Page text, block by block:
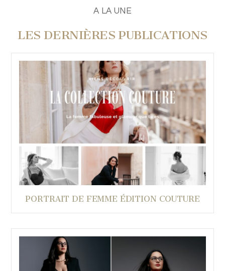
PUBLIER UN COMMENTAIRE
A LA UNE
LES DERNIÈRES PUBLICATIONS
PORTRAIT DE FEMME ÉDITION COUTURE